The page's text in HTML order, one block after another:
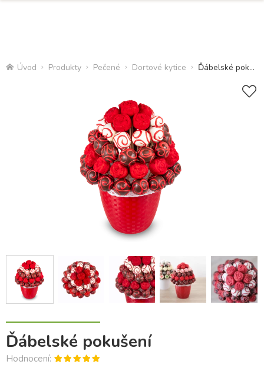
Úvod Produkty Pečené Dortové kytice Ďábelské pokušení
Ďábelské pokušení
Hodnocení: